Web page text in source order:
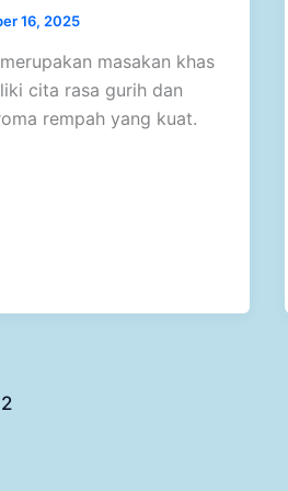
16, 2025
masakan khas
cita rasa gurih dan
rempah yang kuat.
2